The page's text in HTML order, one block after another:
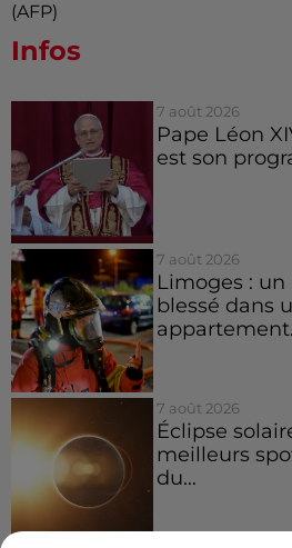
(AFP)
Infos
7 août 2026
Pape Léon
est son
7 août 2026
Limoges :
blessé dans
7 août 2026
Éclipse
meilleurs
du...